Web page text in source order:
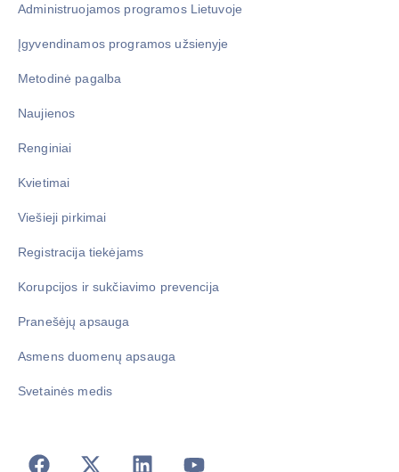
Administruojamos programos Lietuvoje
Įgyvendinamos programos užsienyje
Metodinė pagalba
Naujienos
Renginiai
Kvietimai
Viešieji pirkimai
Registracija tiekėjams
Korupcijos ir sukčiavimo prevencija
Pranešėjų apsauga
Asmens duomenų apsauga
Svetainės medis